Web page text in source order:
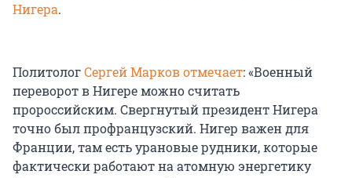
Нигера.
ПолитологСергей Марков отмечает: «Военный
переворот в Нигере можно считать
пророссийским. Свергнутый президент Нигера
точно был профранцузский. Нигер важен для
Франции, там есть урановые рудники, которые
фактически работают на атомную энергетику